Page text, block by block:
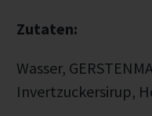
Zutaten:
Wasser,
Invertzuckersirup,